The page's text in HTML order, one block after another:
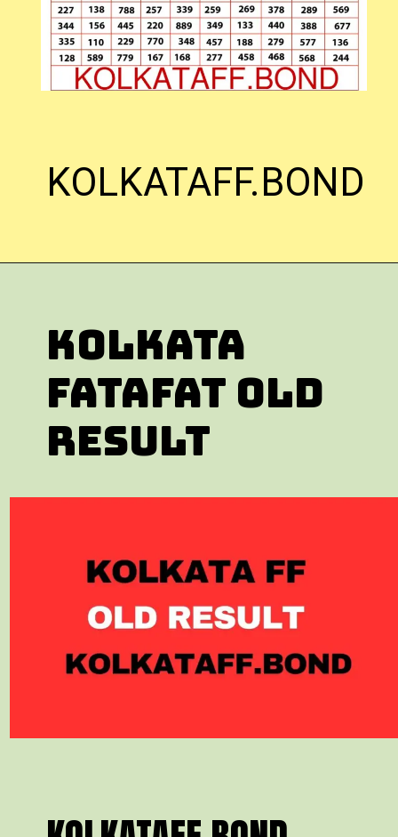
KOLKATAFF.BOND
KOLKATA
FATAFAT OLD
RESULT